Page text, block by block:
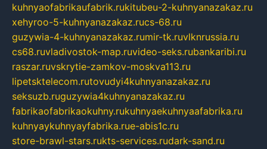
kuhnyaofabrikaufabrik.rukitubeu-2-kuhnyanazakaz.ru
xehyroo-5-kuhnyanazakaz.rucs-68.ru
guzywia-4-kuhnyanazakaz.rumir-tk.ruvlknrussia.ru
cs68.ruvladivostok-map.ruvideo-seks.rubankaribi.ru
raszar.ruvskrytie-zamkov-moskva113.ru
lipetsktelecom.rutovudyi4kuhnyanazakaz.ru
seksuzb.ruguzywia4kuhnyanazakaz.ru
fabrikaofabrikaokuhny.rukuhnyaekuhnyaafabrika.ru
kuhnyaykuhnyayfabrika.rue-abis1c.ru
store-brawl-stars.rukts-services.rudark-sand.ru